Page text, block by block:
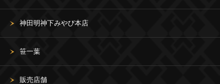
神田明神下みやび本店
笹一葉
販売店舗